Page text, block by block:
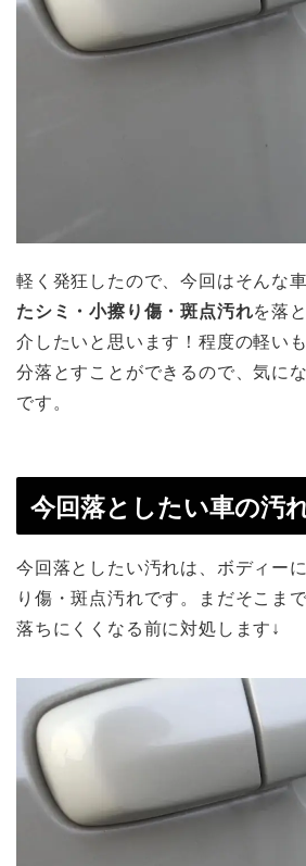
軽く発狂したので、今回はそんな
たシミ・小擦り傷・斑点汚れを落
介したいと思います！程度の軽い
分落とすことができるので、気に
です。
今回落としたい車の汚
今回落としたい汚れは、ボディー
り傷・斑点汚れです。まだそこま
落ちにくくなる前に対処します↓